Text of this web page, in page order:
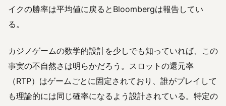
イクの勝率は平均値に戻るとBloombergは報告してい
る。
カジノゲームの数学的設計を少しでも知っていれば、この
事実の不自然さは明らかだろう。スロットの還元率
（RTP）はゲームごとに固定されており、誰がプレイして
も理論的には同じ確率になるよう設計されている。特定の